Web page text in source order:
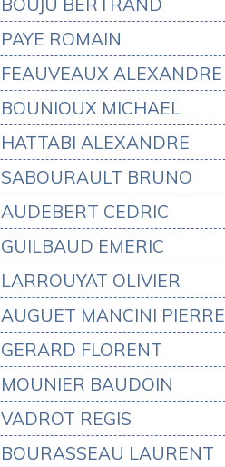
BOUJU BERTRAND
PAYE ROMAIN
FEAUVEAUX ALEXANDRE
BOUNIOUX MICHAEL
HATTABI ALEXANDRE
SABOURAULT BRUNO
AUDEBERT CEDRIC
GUILBAUD EMERIC
LARROUYAT OLIVIER
AUGUET MANCINI PIERRE
GERARD FLORENT
MOUNIER BAUDOIN
VADROT REGIS
BOURASSEAU LAURENT